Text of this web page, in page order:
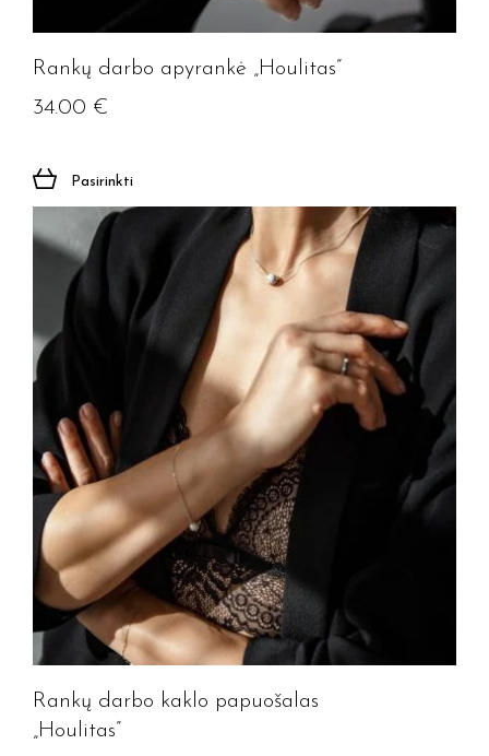
Rankų darbo apyrankė „Houlitas”
34.00 €
Pasirinkti
Rankų darbo kaklo papuošalas
„Houlitas”